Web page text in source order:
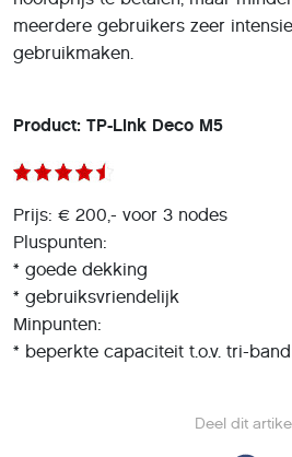
Deel dit
meerdere gebruikers zeer
gebruikmaken.
Product: TP-Link Deco M5
Prijs: € 200,- voor 3 nodes
Pluspunten:
* goede dekking
* gebruiksvriendelijk
Minpunten:
* beperkte capaciteit t.o.v. tri-